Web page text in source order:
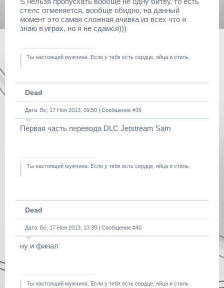
стелс отменяется, вообще обидно, на данный
момент это самая сложная ачивка из всех что я
знаю в играх, но я не сдамся)))
Ты настоящий мужчина. Если у тебя есть сердце, яйца и стиль.
Dead
Дата: Вс, 17 Ноя 2013, 09:50 | Сообщение #39
Первая часть перевода DLC Jetstream Sam
Ты настоящий мужчина. Если у тебя есть сердце, яйца и стиль.
Dead
Дата: Вс, 17 Ноя 2013, 13:39 | Сообщение #40
ну и финал
Ты настоящий мужчина. Если у тебя есть сердце, яйца и стиль.